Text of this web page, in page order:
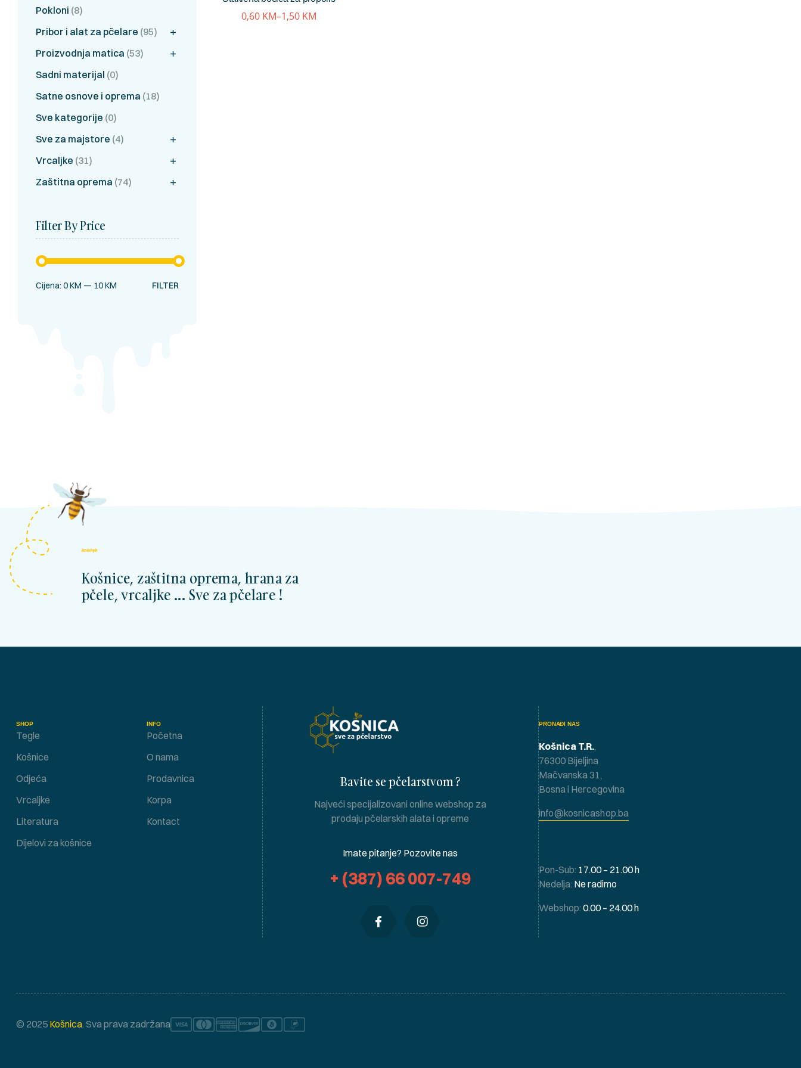
0,60 KM–1,50 KM
Pokloni (8)
Pribor i alat za pčelare (95)
Proizvodnja matica (53)
Sadni materijal (0)
Satne osnove i oprema (18)
Sve kategorije (0)
Sve za majstore (4)
Vrcaljke (31)
Zaštitna oprema (74)
Filter By Price
FILTER
Cijena: 0 KM — 10 KM
kosnicashop.ba
Košnice, zaštitna oprema, hrana za
pčele, vrcaljke ... Sve za pčelare !
SHOP
Tegle
Košnice
Odjeća
Vrcaljke
Literatura
Dijelovi za košnice
INFO
Početna
O nama
Prodavnica
Korpa
Kontact
Bavite se pčelarstvom ?
Najveći specijalizovani online webshop za
prodaju pčelarskih alata i opreme
Imate pitanje? Pozovite nas
+ (387) 66 007-749
PRONAĐI NAS
Košnica T.R.,
76300 Bijeljina
Mačvanska 31,
Bosna i Hercegovina
info@kosnicashop.ba
Pon-Sub: 17.00 – 21.00 h
Nedelja: Ne radimo
Webshop:0.00 – 24.00 h
© 2025 Košnica. Sva prava zadržana